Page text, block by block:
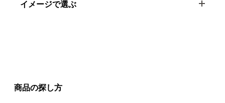
イメージで選ぶ
商品の探し方